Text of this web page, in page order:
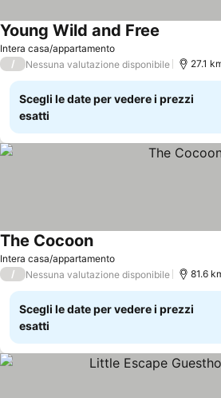
Intera casa/appartamento
Young Wild and Free
/ Nessuna valutazione disponibile 27.1
Scegli le date per vedere i prezzi
esatti
Intera casa/appartamento
The Cocoon
/ Nessuna valutazione disponibile 81.6
Scegli le date per vedere i prezzi
esatti